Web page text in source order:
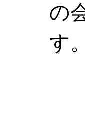
の
す。